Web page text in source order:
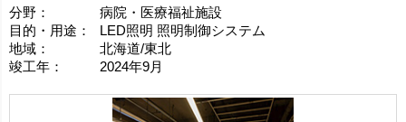
分野：
病院・医療福祉施設
目的・用途：
LED照明 照明制御システム
地域：
北海道/東北
竣工年：
2024年9月